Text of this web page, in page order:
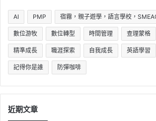
AI PMP 宿霧，親子遊學，語言學校，
數位游牧 數位轉型 時間管理 查理蒙格
精準成長 職涯探索 自我成長 英語學習
記得你是誰 防彈咖啡
近期文章